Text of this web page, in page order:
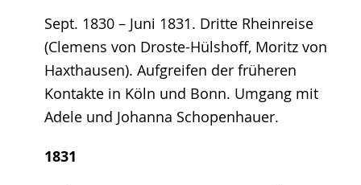
Sept. 1830 – Juni 1831. Dritte Rheinreise
(Clemens von Droste-Hülshoff, Moritz von
Haxthausen). Aufgreifen der früheren
Kontakte in Köln und Bonn. Umgang mit
Adele und Johanna Schopenhauer.
1831